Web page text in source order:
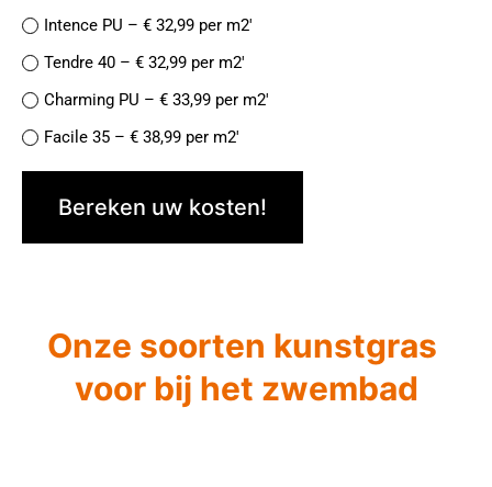
Intence PU – € 32,99 per m2′
Tendre 40 – € 32,99 per m2′
Charming PU – € 33,99 per m2′
Facile 35 – € 38,99 per m2′
Finesse de Luxe PU – € 38,99 per m2′
Naturelle 42- € 37,99 per m2′
Jolie 45 PU – € 39,99 per m2′
Magnifique 52 – €49,99 per m2′
Meilleur 50 – €52,99 per m2′
Bereken uw kosten!
Onze soorten kunstgras
voor bij het zwembad